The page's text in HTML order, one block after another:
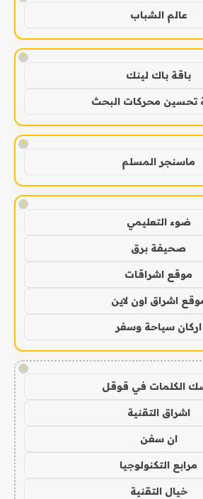
عالم الشباب
!
باقة باك لينك
تحسين محركات البحث
!
ماسنجر المسلم
!
ضوء التعليمي
صحيفة برق
موقع اشراقات
اشراق اون لاين
اركان سياحة وسفر
!
الكلمات في قوقل
اشراق التقنية
ان سفن
مرابع التكنولوجيا
خيال التقنية